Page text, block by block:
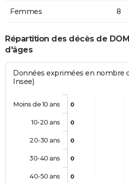
Femmes 8
Répartition des décès de
d'âges
Données exprimées en nombre
Insee)
0
0
0
0
0
Moins de 10 ans
10-20 ans
20-30 ans
30-40 ans
40-50 ans